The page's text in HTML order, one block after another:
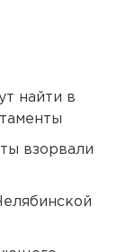
найти в
взорвали